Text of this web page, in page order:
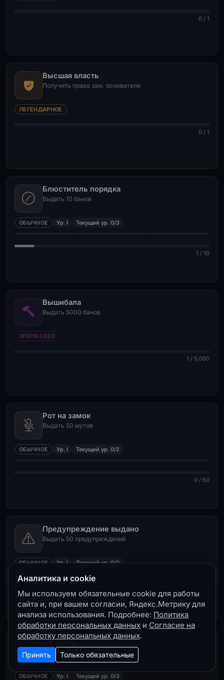
Аналитика и cookie
Мы используем обязательные cookie для работы
сайта и, при вашем согласии, Яндекс.Метрику для
анализа использования. Подробнее: Политика
обработки персональных данных и Согласие на
обработку персональных данных.
Принять Только обязательные
0 / 1
Высшая власть
Получить права зам. основателя
ЛЕГЕНДАРНОЕ
0 / 1
Блюститель порядка
Выдать 10 банов
ОБЫЧНОЕ Ур. I Текущий ур. 0/3
1 / 10
Вышибала
Выдать 5000 банов
ЭПИЧЕСКОЕ
1 / 5,000
Рот на замок
Выдать 50 мутов
ОБЫЧНОЕ Ур. I Текущий ур. 0/2
0 / 50
Предупреждение выдано
Выдать 50 предупреждений
ОБЫЧНОЕ Ур. I Текущий ур. 0/2
0 / 50
Детектив
Закрыть 50 жалоб
ОБЫЧНОЕ Ур. I Текущий ур. 0/3